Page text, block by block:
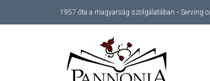
1957 óta a magyarság szolgálatában • Serving